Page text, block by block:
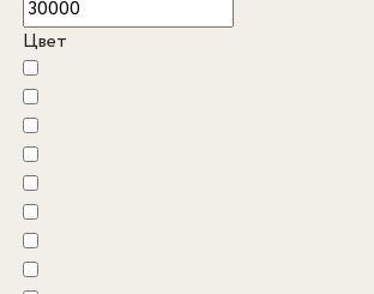
Цвет